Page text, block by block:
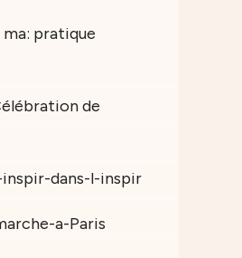
pratique
de
dans-l-inspir
a-Paris